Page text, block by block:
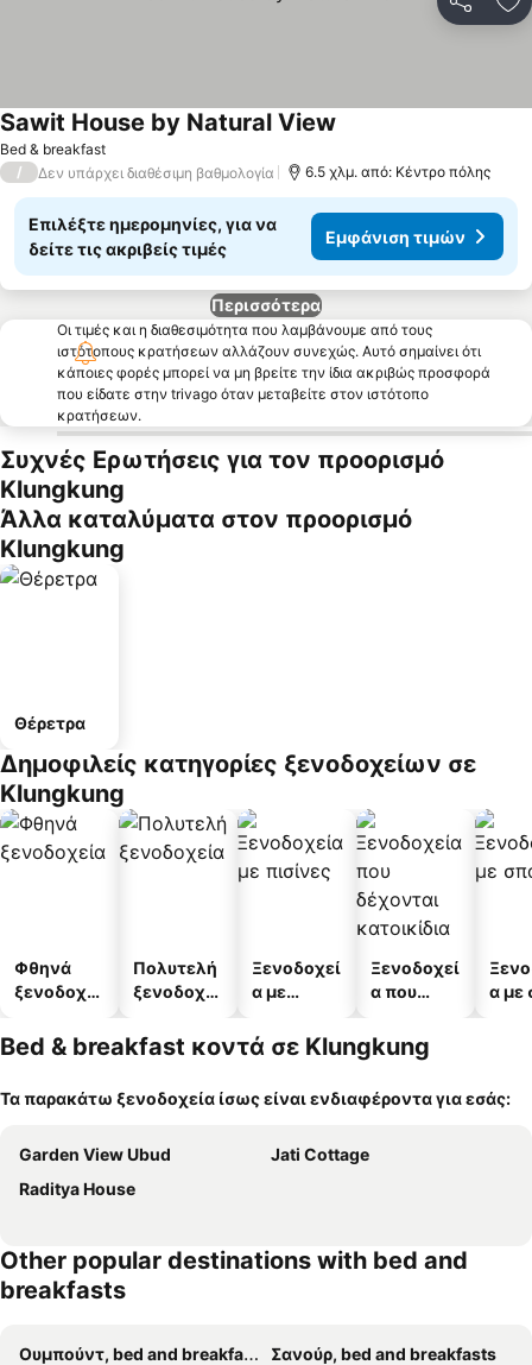
Bed & breakfast
Sawit House by Natural View
/ Δεν υπάρχει διαθέσιμη βαθμολογία 6.5 χλμ. από: Κέντρο πόλης
Επιλέξτε ημερομηνίες, για να
δείτε τις ακριβείς τιμές
Εμφάνιση τιμών
Περισσότερα
Οι τιμές και η διαθεσιμότητα που λαμβάνουμε από τους
ιστότοπους κρατήσεων αλλάζουν συνεχώς. Αυτό σημαίνει ότι
κάποιες φορές μπορεί να μη βρείτε την ίδια ακριβώς προσφορά
που είδατε στην trivago όταν μεταβείτε στον ιστότοπο
κρατήσεων.
Συχνές Ερωτήσεις για τον προορισμό
Klungkung
Άλλα καταλύματα στον προορισμό
Klungkung
Θέρετρα
Δημοφιλείς κατηγορίες ξενοδοχείων σε
Klungkung
Φθηνά
ξενοδοχεί
Πολυτελή
ξενοδοχεί
Ξενοδοχεί
α με
Ξενοδοχεί
α που
κατοικίδι
α με
Bed & breakfast κοντά σε Klungkung
Τα παρακάτω ξενοδοχεία ίσως είναι ενδιαφέροντα για εσάς:
Garden View Ubud
Jati Cottage
Raditya House
Other popular destinations with bed and
breakfasts
Ουμπούντ, bed and breakfasts
Σανούρ, bed and breakfasts